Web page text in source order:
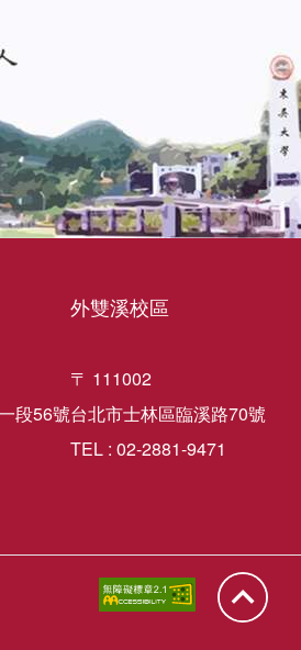
回到頁面
段56號
外雙溪校區
〒 111002
台北市士林區臨溪路70號
TEL : 02-2881-9471